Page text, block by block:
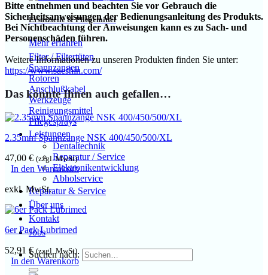
Ersatzteile & Pflegemittel
Mehr erfahren
Filter / Filtertüten
Spannzangen
Rotoren
Anschlußkabel
Werkzeuge
Reinigungsmittel
Pflegesprays
Leistungen
Dentaltechnik
Reparatur / Service
Elektronikentwicklung
Abholservice
Reparatur & Service
Über uns
Kontakt
Jobs
Suchen nach:
Bitte entnehmen und beachten Sie vor Gebrauch die
Sicherheitsanweisungen der Bedienungsanleitung des Produkts.
Bei Nichtbeachtung der Anweisungen kann es zu Sach- und
Personenschäden führen.
Weitere Informationen zu unseren Produkten finden Sie unter:
https://www.saeshin.com/
Das könnte Ihnen auch gefallen…
2.35mm Spannzange NSK 400/450/500/XL
47,00 € (zzgl. MwSt)
In den Warenkorb
exkl. MwSt.
6er Pack Lubrimed
52,91 € (zzgl. MwSt)
In den Warenkorb